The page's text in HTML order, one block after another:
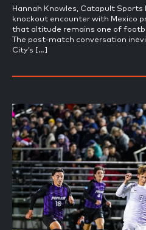
Hannah Knowles, Catapult Sports
knockout encounter with Mexico
that altitude remains one of
The post-match conversation
City’s […]